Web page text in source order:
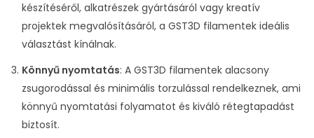
készítéséről, alkatrészek gyártásáról vagy kreatív
projektek megvalósításáról, a GST3D filamentek ideális
választást kínálnak.
Könnyű nyomtatás: A GST3D filamentek alacsony
zsugorodással és minimális torzulással rendelkeznek, ami
könnyű nyomtatási folyamatot és kiváló rétegtapadást
biztosít.